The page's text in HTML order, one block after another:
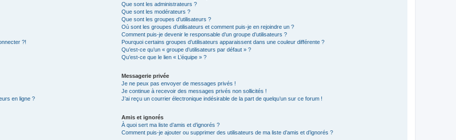
?!
en ligne ?
Que sont les administrateurs ?
Que sont les modérateurs ?
Que sont les groupes d’utilisateurs ?
Où sont les groupes d’utilisateurs et comment puis-je en rejoindre un ?
Comment puis-je devenir le responsable d’un groupe d’utilisateurs ?
Pourquoi certains groupes d’utilisateurs apparaissent dans une couleur différente ?
Qu’est-ce qu’un « groupe d’utilisateurs par défaut » ?
Qu’est-ce que le lien « L’équipe » ?
Messagerie privée
Je ne peux pas envoyer de messages privés !
Je continue à recevoir des messages privés non sollicités !
J’ai reçu un courrier électronique indésirable de la part de quelqu’un sur ce forum !
Amis et ignorés
À quoi sert ma liste d’amis et d’ignorés ?
Comment puis-je ajouter ou supprimer des utilisateurs de ma liste d’amis et d’ignorés ?